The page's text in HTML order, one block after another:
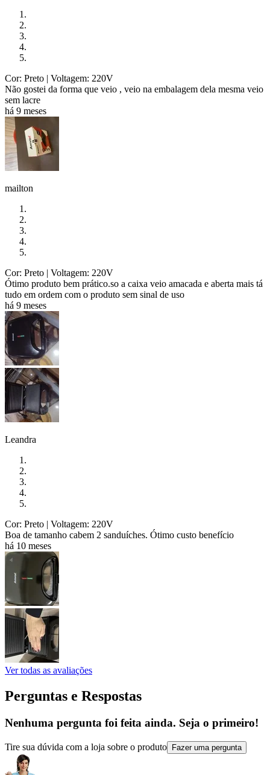
Cor: Preto | Voltagem: 220V
Não gostei da forma que veio , veio na embalagem dela mesma veio
sem lacre
há 9 meses
mailton
Cor: Preto | Voltagem: 220V
Ótimo produto bem prático.so a caixa veio amacada e aberta mais tá
tudo em ordem com o produto sem sinal de uso
há 9 meses
Leandra
Cor: Preto | Voltagem: 220V
Boa de tamanho cabem 2 sanduíches. Ótimo custo benefício
há 10 meses
Ver todas as avaliações
Perguntas e Respostas
Nenhuma pergunta foi feita ainda. Seja o primeiro!
Tire sua dúvida com a loja sobre o produto Fazer uma pergunta